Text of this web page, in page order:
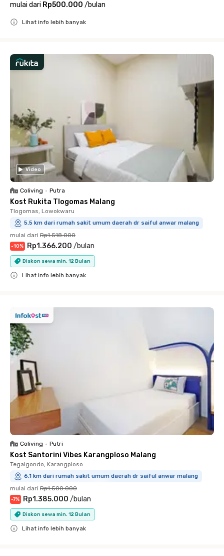
mulai dari Rp500.000 /bulan
Lihat info lebih banyak
Video
Coliving • Putra
Kost Rukita Tlogomas Malang
Tlogomas, Lowokwaru
5.5 km dari rumah sakit umum daerah dr saiful anwar malang
mulai dari Rp1.518.000
-10% Rp1.366.200 /bulan
Diskon sewa min. 12 Bulan
Lihat info lebih banyak
Coliving • Putri
Kost Santorini Vibes Karangploso Malang
Tegalgondo, Karangploso
6.1 km dari rumah sakit umum daerah dr saiful anwar malang
mulai dari Rp1.500.000
-7% Rp1.385.000 /bulan
Diskon sewa min. 12 Bulan
Lihat info lebih banyak